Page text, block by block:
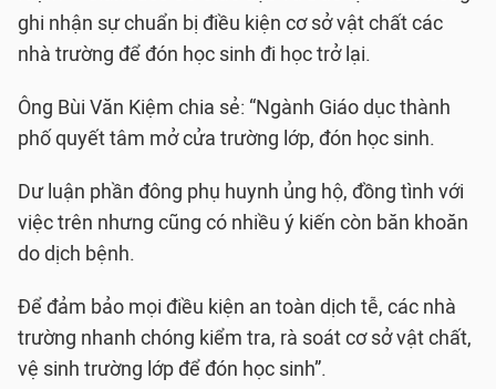
ghi nhận sự chuẩn bị điều kiện cơ sở vật chất các
nhà trường để đón học sinh đi học trở lại.
Ông Bùi Văn Kiệm chia sẻ: “Ngành Giáo dục thành
phố quyết tâm mở cửa trường lớp, đón học sinh.
Dư luận phần đông phụ huynh ủng hộ, đồng tình với
việc trên nhưng cũng có nhiều ý kiến còn băn khoăn
do dịch bệnh.
Để đảm bảo mọi điều kiện an toàn dịch tễ, các nhà
trường nhanh chóng kiểm tra, rà soát cơ sở vật chất,
vệ sinh trường lớp để đón học sinh”.